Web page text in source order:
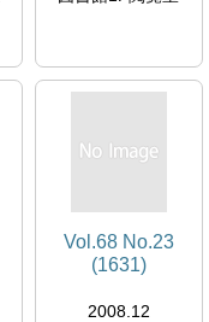
Vol.68 No.23
(1631)
2008.12